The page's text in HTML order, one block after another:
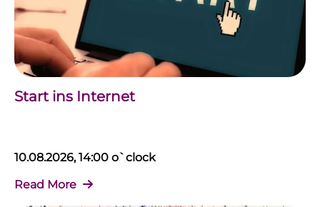
Start ins Internet
10.08.2026, 14:00 o`clock
Read More